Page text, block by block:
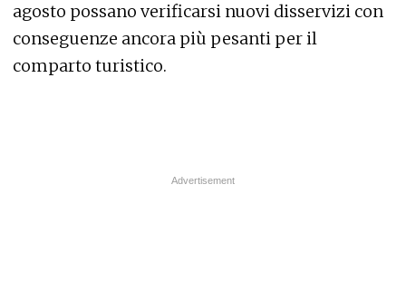
agosto possano verificarsi nuovi disservizi con
conseguenze ancora più pesanti per il
comparto turistico.